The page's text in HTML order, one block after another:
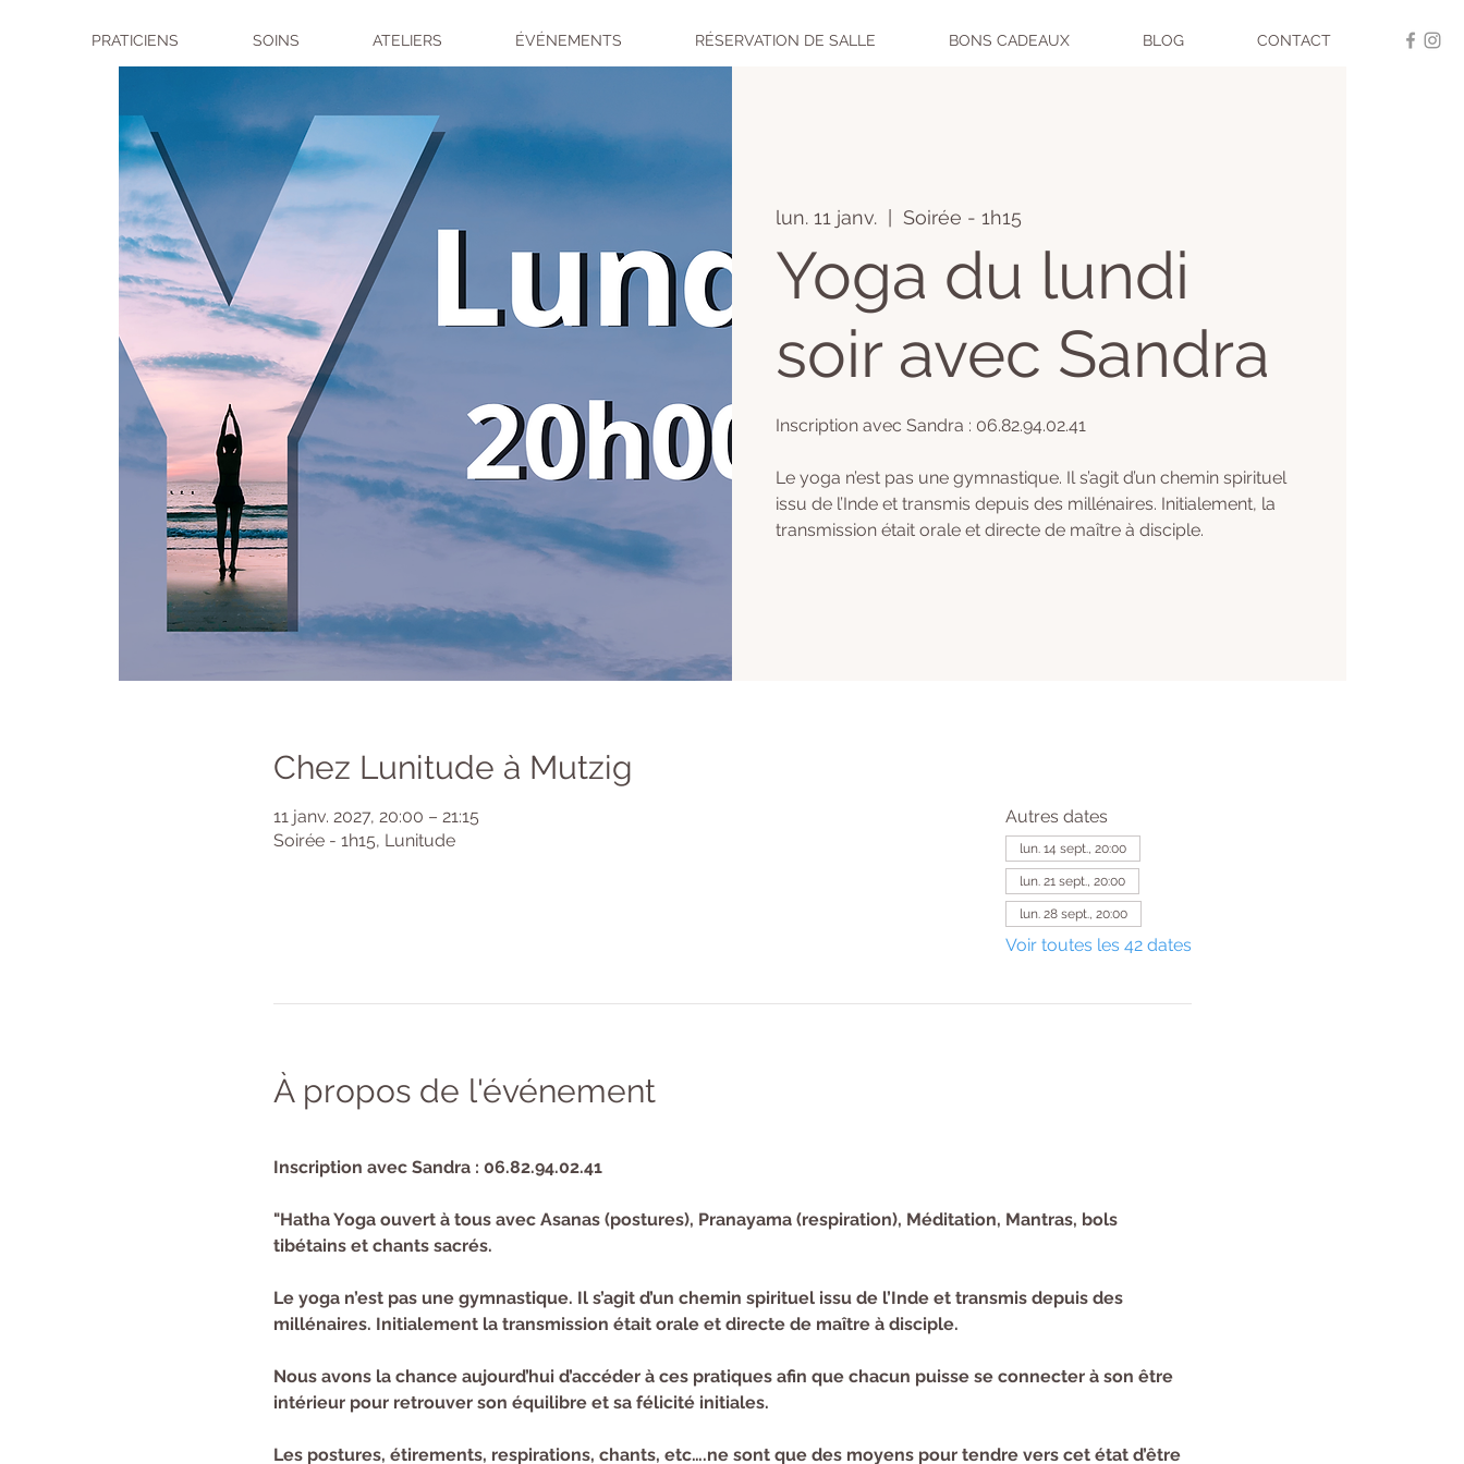
PRATICIENS SOINS ATELIERS ÉVÉNEMENTS RÉSERVATION DE SALLE BONS CADEAUX BLOG CONTACT
lun. 11 janv.
  |
Soirée - 1h15
Yoga du lundi
soir avec Sandra
Inscription avec Sandra : 06.82.94.02.41
Le yoga n’est pas une gymnastique. Il s’agit d’un chemin spirituel
issu de l’Inde et transmis depuis des millénaires. Initialement, la
transmission était orale et directe de maître à disciple.
Chez Lunitude à Mutzig
11 janv. 2027, 20:00 – 21:15
Soirée - 1h15, Lunitude
Autres dates
lun. 14 sept., 20:00
lun. 21 sept., 20:00
lun. 28 sept., 20:00
Voir toutes les 42 dates
À propos de l'événement
Inscription avec Sandra : 06.82.94.02.41
"Hatha Yoga ouvert à tous avec Asanas (postures), Pranayama (respiration), Méditation, Mantras, bols
tibétains et chants sacrés.
Le yoga n’est pas une gymnastique. Il s’agit d’un chemin spirituel issu de l’Inde et transmis depuis des
millénaires. Initialement la transmission était orale et directe de maître à disciple.
Nous avons la chance aujourd’hui d’accéder à ces pratiques afin que chacun puisse se connecter à son être
intérieur pour retrouver son équilibre et sa félicité initiales.
Les postures, étirements, respirations, chants, etc….ne sont que des moyens pour tendre vers cet état d’être